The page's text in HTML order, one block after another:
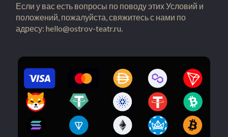
Если у вас есть вопросы по поводу этих Условий и
положений, пожалуйста, свяжитесь с нами по
адресу: hello@ostrov-teatr.ru.